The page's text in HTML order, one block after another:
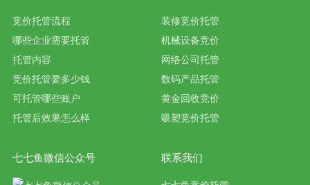
竞价托管流程
哪些企业需要托管
托管内容
竞价托管要多少钱
可托管哪些账户
托管后效果怎么样
装修竞价托管
机械设备竞价
网络公司托管
数码产品托管
黄金回收竞价
吸塑竞价托管
七七鱼微信公众号 联系我们